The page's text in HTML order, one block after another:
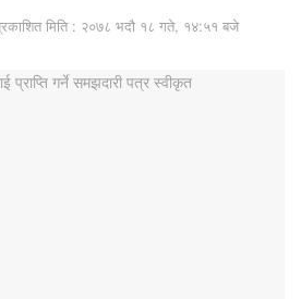
मिति : २०७८ भदौ १८ गते, १४:५१ बजे